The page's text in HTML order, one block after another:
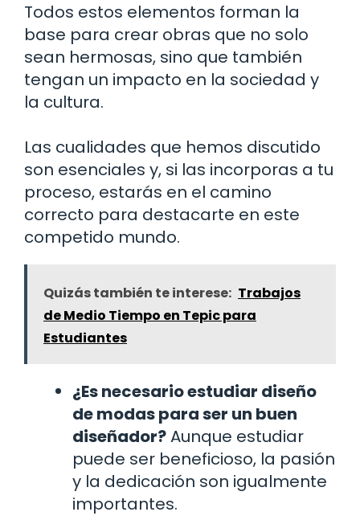
Todos estos elementos forman la
base para crear obras que no solo
sean hermosas, sino que también
tengan un impacto en la sociedad y
la cultura.
Las cualidades que hemos discutido
son esenciales y, si las incorporas a tu
proceso, estarás en el camino
correcto para destacarte en este
competido mundo.
Quizás también te interese: Trabajos
de Medio Tiempo en Tepic para
Estudiantes
¿Es necesario estudiar diseño
de modas para ser un buen
diseñador?Aunque estudiar
puede ser beneficioso, la pasión
y la dedicación son igualmente
importantes.